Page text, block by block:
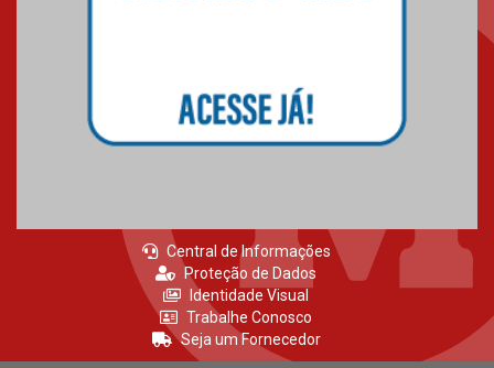
Central de Informações
Proteção de Dados
Identidade Visual
Trabalhe Conosco
Seja um Fornecedor